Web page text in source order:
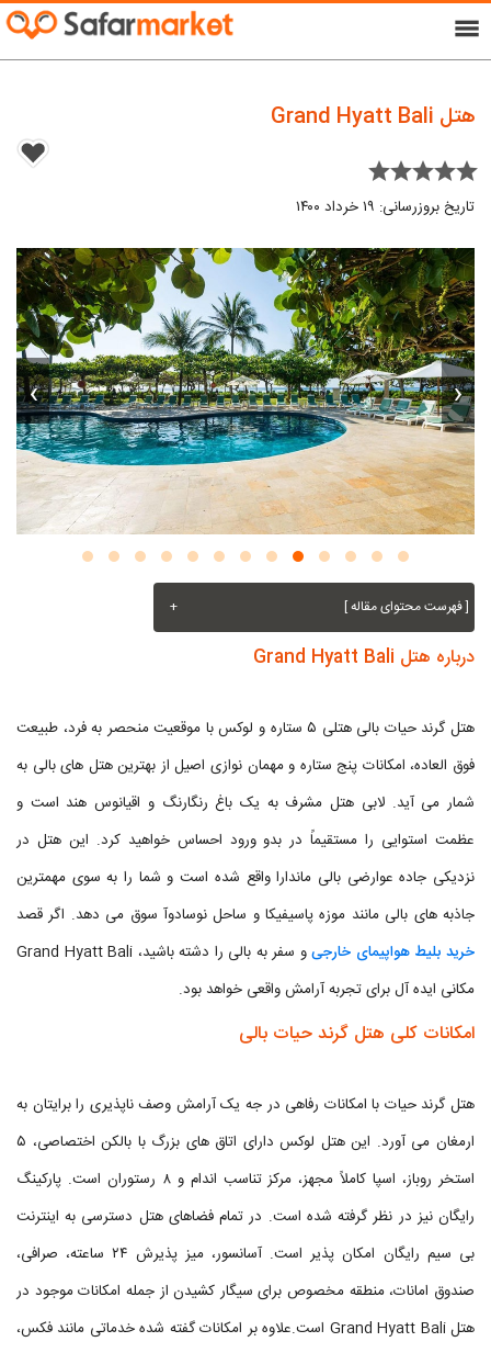
menu
هتل Grand Hyatt Bali
star star star star star
تاریخ بروزرسانی: ۱۹ خرداد ۱۴۰۰
‹
›
[ فهرست محتوای مقاله ] +
درباره هتل Grand Hyatt Bali
هتل گرند حیات بالی هتلی ۵ ستاره و لوکس با موقعیت منحصر به فرد، طبیعت
فوق العاده، امکانات پنج ستاره و مهمان نوازی اصیل از بهترین هتل های بالی به
شمار می آید. لابی هتل مشرف به یک باغ رنگارنگ و اقیانوس هند است و
عظمت استوایی را مستقیماً در بدو ورود احساس خواهید کرد. این هتل در
نزدیکی جاده عوارضی بالی ماندارا واقع شده است و شما را به سوی مهمترین
جاذبه های بالی مانند موزه پاسیفیکا و ساحل نوسادوآ سوق می دهد. اگر قصد
خرید بلیط هواپیمای خارجی
و سفر به بالی را دشته باشید، Grand Hyatt Bali
مکانی ایده آل برای تجربه آرامش واقعی خواهد بود.
امکانات کلی هتل گرند حیات بالی
هتل گرند حیات با امکانات رفاهی در جه یک آرامش وصف ناپذیری را برایتان به
ارمغان می آورد. این هتل لوکس دارای اتاق های بزرگ با بالکن اختصاصی، ۵
استخر روباز، اسپا کاملاً مجهز، مرکز تناسب اندام و ۸ رستوران است. پارکینگ
رایگان نیز در نظر گرفته شده است. در تمام فضاهای هتل دسترسی به اینترنت
بی سیم رایگان امکان پذیر است. آسانسور، میز پذیرش ۲۴ ساعته، صرافی،
صندوق امانات، منطقه مخصوص برای سیگار کشیدن از جمله امکانات موجود در
هتل Grand Hyatt Bali است.علاوه بر امکانات گفته شده خدماتی مانند فکس،